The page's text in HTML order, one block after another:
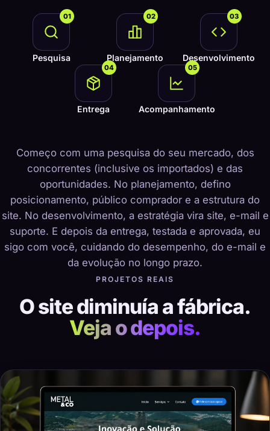
01
Pesquisa
02
Planejamento
03
Desenvolvimento
04
Entrega
05
Acompanhamento
Começo com uma pesquisa do seu mercado, dos
concorrentes (inclusive os importados) e das
oportunidades. No planejamento, defino
posicionamento, público comprador e a estrutura do
site. No desenvolvimento, a estratégia vira site, e-mail e
suporte. E depois da entrega, testada e aprovada, eu
sigo com você, cuidando do desempenho, do e-mail e
da evolução no longo prazo.
PROJETOS REAIS
O site diminuía a fábrica.
Veja o depois.